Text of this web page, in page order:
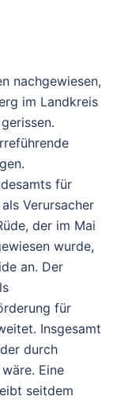
nachgewiesen,
im Landkreis
gerissen.
für
Verursacher
der im Mai
wurde,
an. Der
für
Insgesamt
durch
Eine
seitdem